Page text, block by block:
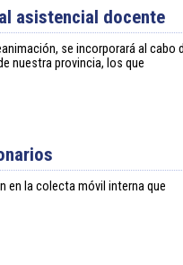
asistencial docente
se incorporará al cabo
nuestra provincia, los que
en la colecta móvil interna que